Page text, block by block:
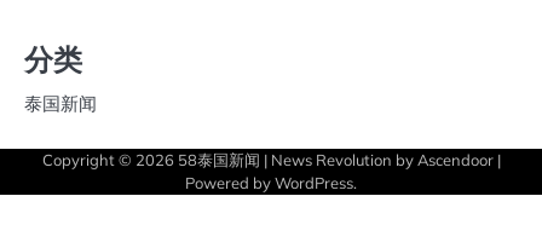
分类
泰国新闻
Copyright © 2026 58泰国新闻 | News Revolution by Ascendoor|
Powered byWordPress.